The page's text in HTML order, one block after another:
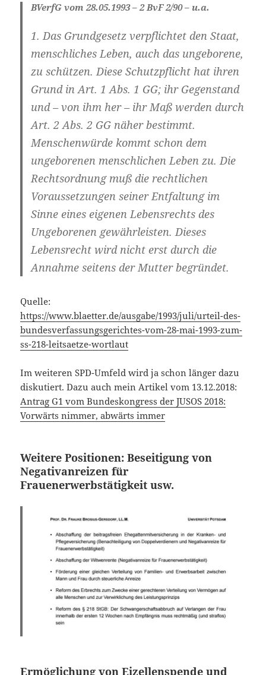
BVerfG vom 28.05.1993 – 2 BvF 2/90 – u.a.
1. Das Grundgesetz verpflichtet den Staat,
menschliches Leben, auch das ungeborene,
zu schützen. Diese Schutzpflicht hat ihren
Grund in Art. 1 Abs. 1 GG; ihr Gegenstand
und – von ihm her – ihr Maß werden durch
Art. 2 Abs. 2 GG näher bestimmt.
Menschenwürde kommt schon dem
ungeborenen menschlichen Leben zu. Die
Rechtsordnung muß die rechtlichen
Voraussetzungen seiner Entfaltung im
Sinne eines eigenen Lebensrechts des
Ungeborenen gewährleisten. Dieses
Lebensrecht wird nicht erst durch die
Annahme seitens der Mutter begründet.
Quelle:
https://www.blaetter.de/ausgabe/1993/juli/urteil-des-
bundesverfassungsgerichtes-vom-28-mai-1993-zum-
ss-218-leitsaetze-wortlaut
Im weiteren SPD-Umfeld wird ja schon länger dazu
diskutiert. Dazu auch mein Artikel vom 13.12.2018:
Antrag G1 vom Bundeskongress der JUSOS 2018:
Vorwärts nimmer, abwärts immer
Weitere Positionen: Beseitigung von
Negativanreizen für
Frauenerwerbstätigkeit usw.
Ermöglichung von Eizellenspende und